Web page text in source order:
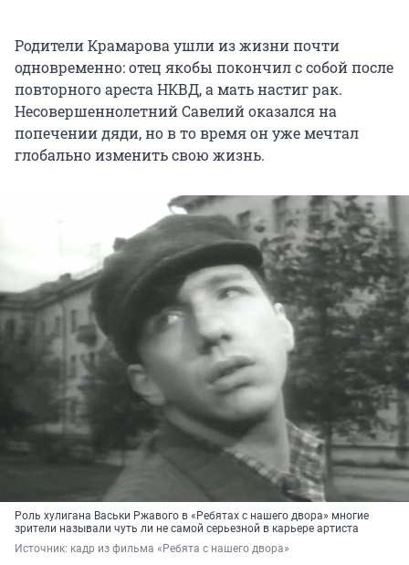
Родители Крамарова ушли из жизни почти
одновременно: отец якобы покончил с собой после
повторного ареста НКВД, а мать настиг рак.
Несовершеннолетний Савелий оказался на
попечении дяди, но в то время он уже мечтал
глобально изменить свою жизнь.
Роль хулигана Васьки Ржавого в «Ребятах с нашего двора» многие
зрители называли чуть ли не самой серьезной в карьере артиста
Источник: кадр из фильма «Ребята с нашего двора»